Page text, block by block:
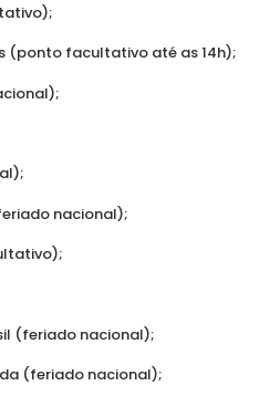
(ponto facultativo até as 14h);
nacional);
(feriado nacional);
(feriado nacional);